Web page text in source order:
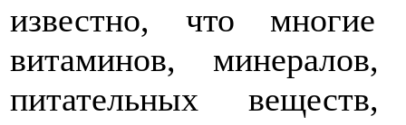
известно, что многие
витаминов,
питательных